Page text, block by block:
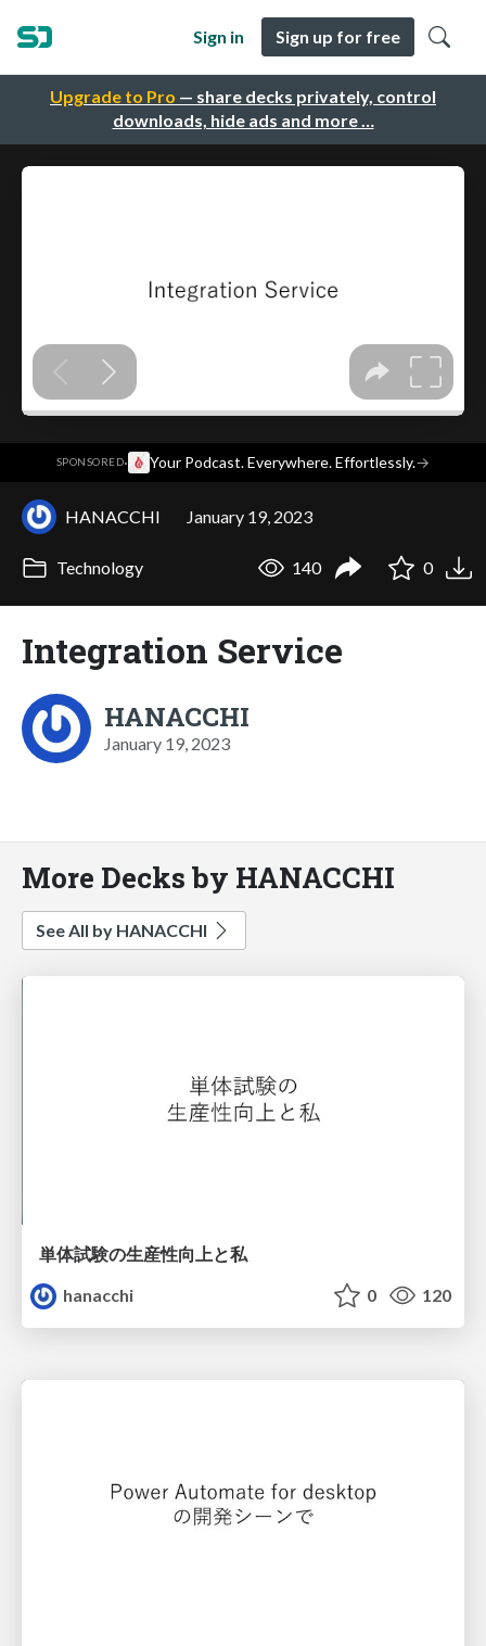
Upgrade to Pro — share decks privately, control
downloads, hide ads and more …
Sign in Sign up for free
SPONSORED· Your Podcast. Everywhere. Effortlessly.→
HANACCHI January 19, 2023
Technology 140 0
Integration Service
HANACCHI
January 19, 2023
More Decks by HANACCHI
See All by HANACCHI
単体試験の生産性向上と私
hanacchi
0 120